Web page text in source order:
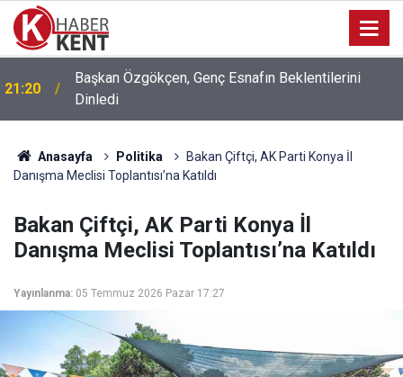
21:20
Başkan Özgökçen, Genç Esnafın Beklentilerini
Dinledi
Anasayfa Politika
Bakan Çiftçi, AK Parti Konya İl
Danışma Meclisi Toplantısı’na Katıldı
Bakan Çiftçi, AK Parti Konya İl
Danışma Meclisi Toplantısı’na Katıldı
Yayınlanma: 05 Temmuz 2026 Pazar 17:27